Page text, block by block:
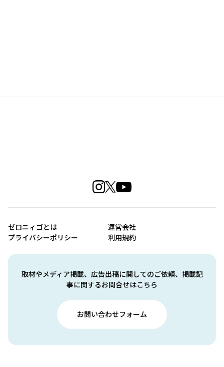
取材やメディア掲載、広告出稿に関してのご依頼、掲載記
事に関するお問合せはこちら
お問い合わせフォーム
ゼロニィゴとは
運営会社
プライバシーポリシー
利用規約